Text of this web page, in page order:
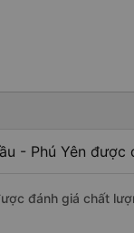
- Phú Yên được
đánh giá chất